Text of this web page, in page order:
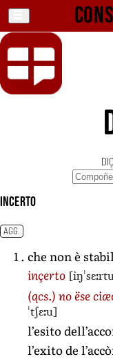
incerto
AGG.
che non è
inçerto
(qcs.) no ëse
ˈtʃɛːu]
l’esito
l’exito de